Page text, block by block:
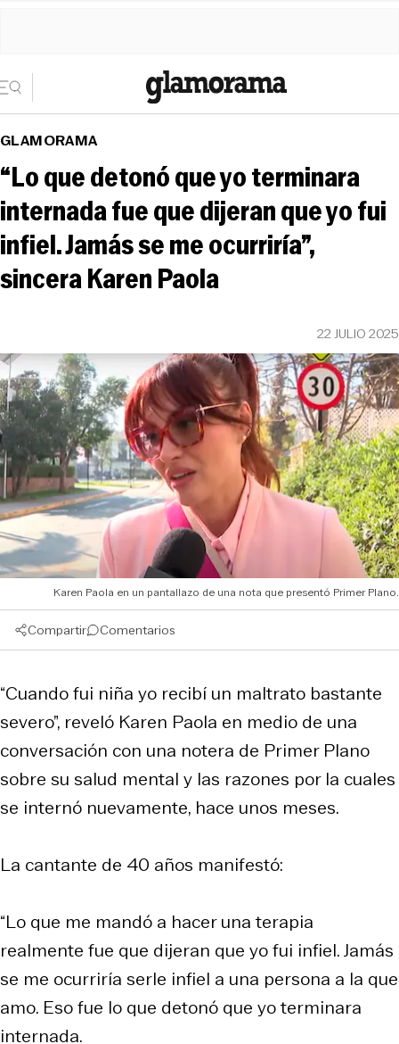
GLAMORAMA
“Lo que detonó que yo terminara
internada fue que dijeran que yo fui
infiel. Jamás se me ocurriría”,
sincera Karen Paola
22 JULIO 2025
Karen Paola en un pantallazo de una nota que presentó Primer Plano.
Compartir Comentarios
“Cuando fui niña yo recibí un maltrato bastante
severo”, reveló Karen Paola en medio de una
conversación con una notera de Primer Plano
sobre su salud mental y las razones por la cuales
se internó nuevamente, hace unos meses.
La cantante de 40 años manifestó:
“Lo que me mandó a hacer una terapia
realmente fue que dijeran que yo fui infiel. Jamás
se me ocurriría serle infiel a una persona a la que
amo. Eso fue lo que detonó que yo terminara
internada.